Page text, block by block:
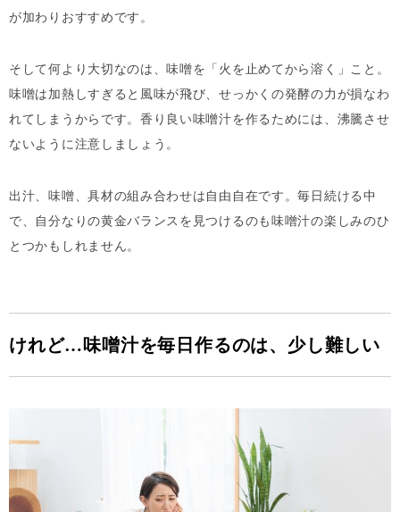
が加わりおすすめです。
そして何より大切なのは、味噌を「火を止めてから溶く」こと。
味噌は加熱しすぎると風味が飛び、せっかくの発酵の力が損なわ
れてしまうからです。香り良い味噌汁を作るためには、沸騰させ
ないように注意しましょう。
出汁、味噌、具材の組み合わせは自由自在です。毎日続ける中
で、自分なりの黄金バランスを見つけるのも味噌汁の楽しみのひ
とつかもしれません。
けれど…味噌汁を毎日作るのは、少し難しい